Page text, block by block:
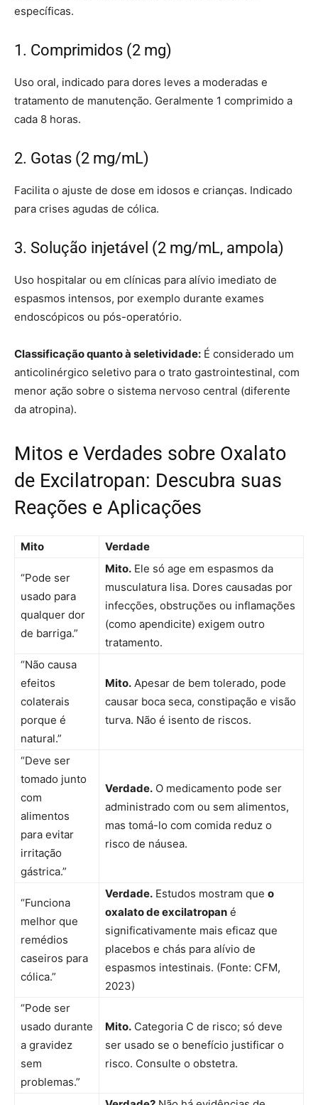
específicas.
1. Comprimidos (2 mg)
Uso oral, indicado para dores leves a moderadas e
tratamento de manutenção. Geralmente 1 comprimido a
cada 8 horas.
2. Gotas (2 mg/mL)
Facilita o ajuste de dose em idosos e crianças. Indicado
para crises agudas de cólica.
3. Solução injetável (2 mg/mL, ampola)
Uso hospitalar ou em clínicas para alívio imediato de
espasmos intensos, por exemplo durante exames
endoscópicos ou pós-operatório.
Classificação quanto à seletividade: É considerado um
anticolinérgico seletivo para o trato gastrointestinal, com
menor ação sobre o sistema nervoso central (diferente
da atropina).
Mitos e Verdades sobre Oxalato
de Excilatropan: Descubra suas
Reações e Aplicações
Mito Verdade
“Pode ser
usado para
qualquer dor
de barriga.”
Mito. Ele só age em espasmos da
musculatura lisa. Dores causadas por
infecções, obstruções ou inflamações
(como apendicite) exigem outro
tratamento.
“Não causa
efeitos
colaterais
porque é
natural.”
Mito. Apesar de bem tolerado, pode
causar boca seca, constipação e visão
turva. Não é isento de riscos.
“Deve ser
tomado junto
com
alimentos
para evitar
irritação
gástrica.”
Verdade. O medicamento pode ser
administrado com ou sem alimentos,
mas tomá-lo com comida reduz o
risco de náusea.
“Funciona
melhor que
remédios
caseiros para
cólica.”
Verdade. Estudos mostram que o
oxalato de excilatropan é
significativamente mais eficaz que
placebos e chás para alívio de
espasmos intestinais. (Fonte: CFM,
2023)
“Pode ser
usado durante
a gravidez
sem
problemas.”
Mito. Categoria C de risco; só deve
ser usado se o benefício justificar o
risco. Consulte o obstetra.